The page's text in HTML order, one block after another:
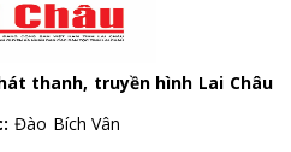
thanh, truyền hình Lai Châu
Đào Bích Vân